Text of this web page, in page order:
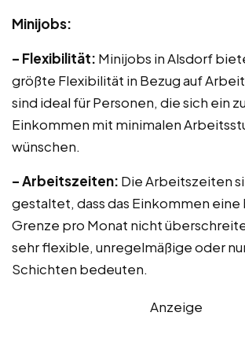
Minijobs:
– Flexibilität: Minijobs in Alsdorf
größte Flexibilität in Bezug auf
sind ideal für Personen, die sich ein
Einkommen mit minimalen
wünschen.
– Arbeitszeiten: Die Arbeitszeiten
gestaltet, dass das Einkommen
Grenze pro Monat nicht
sehr flexible, unregelmäßige oder
Schichten bedeuten.
Anzeige